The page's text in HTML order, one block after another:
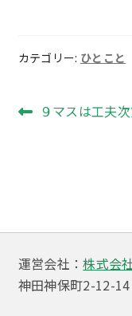
カテゴリー: ひとこと
投
ゲ
ー
シ
前
９マスは工夫
運営会社：株式会
神田神保町2-12-